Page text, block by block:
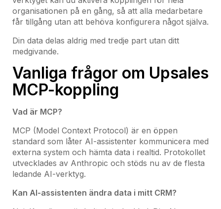
organisationen på en gång, så att alla medarbetare
får tillgång utan att behöva konfigurera något själva.
Din data delas aldrig med tredje part utan ditt
medgivande.
Vanliga frågor om Upsales
MCP-koppling
Vad är MCP?
MCP (Model Context Protocol) är en öppen
standard som låter AI-assistenter kommunicera med
externa system och hämta data i realtid. Protokollet
utvecklades av Anthropic och stöds nu av de flesta
ledande AI-verktyg.
Kan AI-assistenten ändra data i mitt CRM?